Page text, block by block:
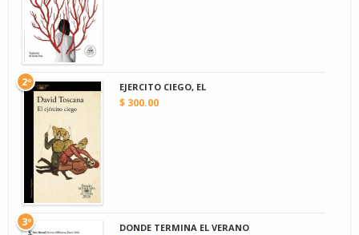
EJERCITO CIEGO, EL
$ 300.00
2º
DONDE TERMINA EL VERANO
3º